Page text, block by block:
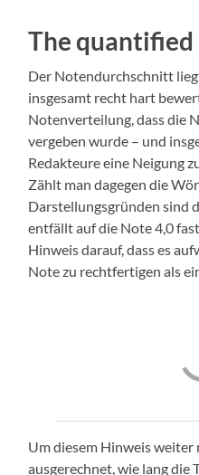
The
Der Notendurchschnitt
insgesamt recht hart
Notenverteilung, dass die
vergeben wurde – und
Redakteure eine Neigung
Zählt man dagegen die
Darstellungsgründen sind
entfällt auf die Note 4,0
Hinweis darauf, dass es
Note zu rechtfertigen als
Um diesem Hinweis weiter
ausgerechnet, wie lang die